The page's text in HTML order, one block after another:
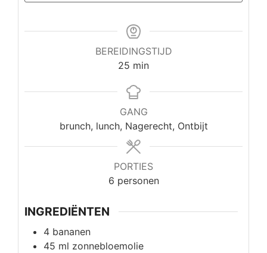
BEREIDINGSTIJD
25 minuten
min
GANG
brunch, lunch, Nagerecht, Ontbijt
PORTIES
6 personen
INGREDIËNTEN
4 bananen
45 ml zonnebloemolie